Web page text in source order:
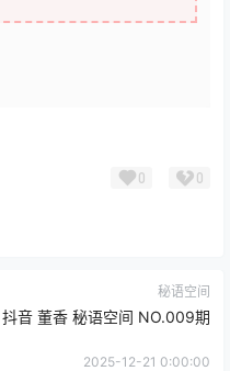
0 0
秘语空间
抖音 董香 秘语空间 NO.009期
2025-12-21 0:00:00